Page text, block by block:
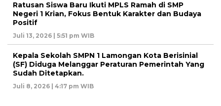
Ratusan Siswa Baru Ikuti MPLS Ramah di SMP
Negeri 1 Krian, Fokus Bentuk Karakter dan Budaya
Positif
Juli 13, 2026 | 5:51 pm WIB
Kepala Sekolah SMPN 1 Lamongan Kota Berisinial
(SF) Diduga Melanggar Peraturan Pemerintah Yang
Sudah Ditetapkan.
Juli 8, 2026 | 4:17 pm WIB